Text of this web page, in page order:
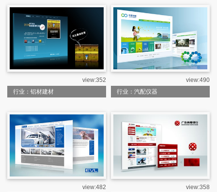
view:352
行业：铝材建材
view:490
行业：汽配仪器
view:482
view:358